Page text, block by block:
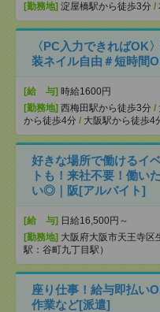
[勤務地] 淀屋橋駅から徒歩3分 /
〈PC入力できればOK
装ネイル自由＃短時間
[給 与] 時給1600円
[勤務地] 西梅田駅から徒歩3分 /
から徒歩4分 / 大阪駅から徒歩4
好きな場所で働けるイ
トも！来社不要！働い
い◎｜阪[アルバイト]
[給 与] 日給16,500円～
[勤務地] 大阪府大阪市天王寺区
駅：谷町九丁目駅）
座り仕事！給与即払い
作業など[派遣]